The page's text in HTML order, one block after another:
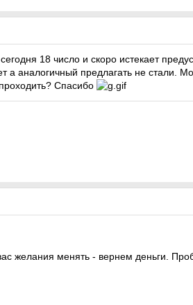
18 число и скоро истекает
аналогичный предлагать не стали.
? Спасибо
желания менять - вернем деньги.